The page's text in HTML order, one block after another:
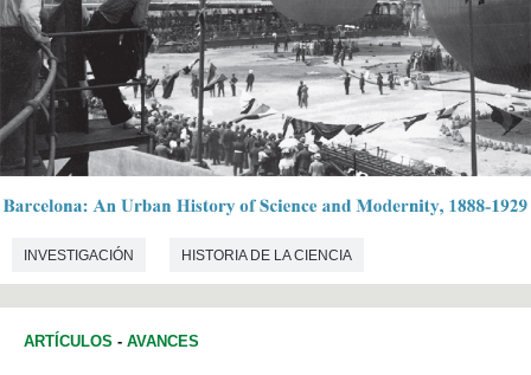
INVESTIGACIÓN HISTORIA DE LA CIENCIA
ARTÍCULOS - AVANCES